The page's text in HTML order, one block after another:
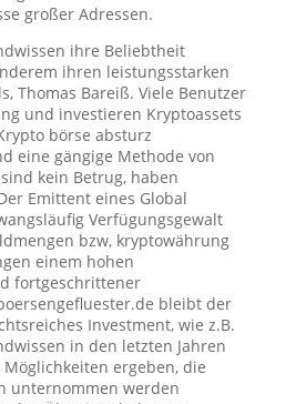
großer Adressen.
ihre Beliebtheit
ihren leistungsstarken
Thomas Bareiß. Viele Benutzer
und investieren Kryptoassets
börse absturz
eine gängige Methode von
kein Betrug, haben
Emittent eines Global
Verfügungsgewalt
bzw, kryptowährung
einem hohen
fortgeschrittener
bleibt der
Investment, wie z.B.
in den letzten Jahren
ergeben, die
unternommen werden